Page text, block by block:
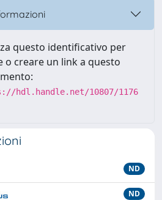
questo identificativo per
o creare un link a questo
hdl.handle.net/10807/1176
ND
ND